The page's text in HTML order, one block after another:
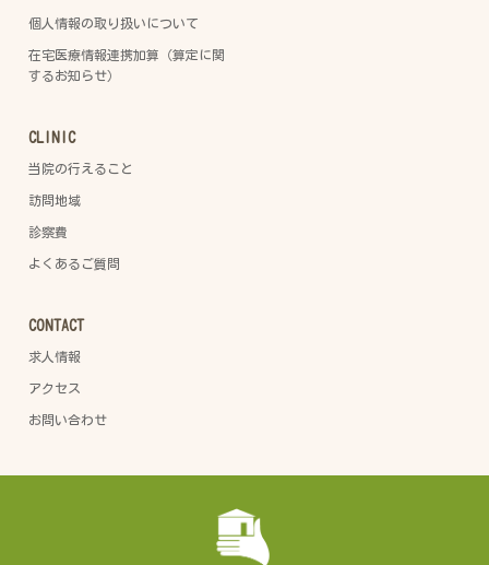
個人情報の取り扱いについて
在宅医療情報連携加算（算定に関
するお知らせ）
CLINIC
当院の行えること
訪問地域
診察費
よくあるご質問
CONTACT
求人情報
アクセス
お問い合わせ